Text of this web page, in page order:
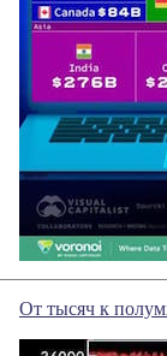
От тысяч к